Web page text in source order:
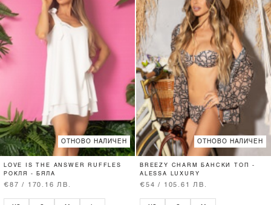
ОТНОВО НАЛИЧЕН
LOVE IS THE ANSWER RUFFLES
РОКЛЯ - БЯЛА
€87 / 170.16 ЛВ.
ОТНОВО НАЛИЧЕН
BREEZY CHARM БАНСКИ ТОП -
ALESSA LUXURY
€54 / 105.61 ЛВ.